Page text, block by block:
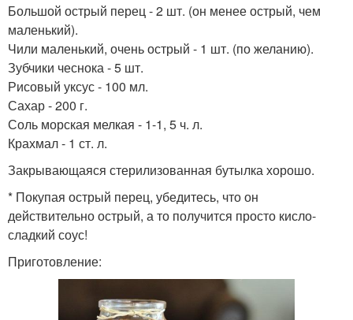
Большой острый перец - 2 шт. (он менее острый, чем
маленький).
Чили маленький, очень острый - 1 шт. (по желанию).
Зубчики чеснока - 5 шт.
Рисовый уксус - 100 мл.
Сахар - 200 г.
Соль морская мелкая - 1-1, 5 ч. л.
Крахмал - 1 ст. л.
Закрывающаяся стерилизованная бутылка хорошо.
* Покупая острый перец, убедитесь, что он
действительно острый, а то получится просто кисло-
сладкий соус!
Приготовление: